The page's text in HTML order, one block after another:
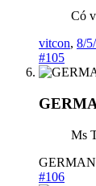
Có
vitcon, 8/
#105
Ms
#106